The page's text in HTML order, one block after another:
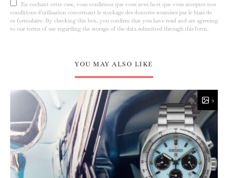
En cochant cette case, vous confirmez que vous avez lu et que vous acceptez nos
conditions d'utilisation concernant le stockage des données soumises par le biais de
ce formulaire. By checking this box, you confirm that you have read and are agreeing
to our terms of use regarding the storage of the data submitted through this form.
YOU MAY ALSO LIKE
9